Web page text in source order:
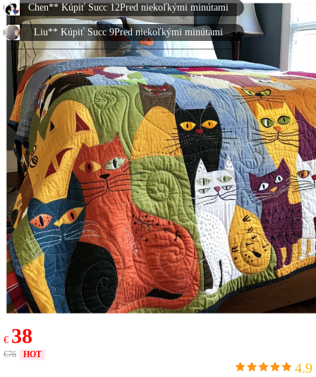
Liu** Kúpiť Succ 9Pred niekoľkými minútami
Vysoká** Kúpiť Succ 6Pred niekoľkými minútami
Polievka** Kúpiť Succ 12Pred niekoľkými minútami
张** Kúpiť Succ 24Pred niekoľkými minútami
张** Kúpiť Succ 20Pred niekoľkými minútami
Chen** Kúpiť Succ 6Pred niekoľkými minútami
Xiao** Kúpiť Succ 15Pred niekoľkými minútami
Chen** Kúpiť Succ 3Pred niekoľkými minútami
Polievka** Kúpiť Succ 9Pred niekoľkými minútami
Xiao** Kúpiť Succ 24Pred niekoľkými minútami
李** Kúpiť Succ 1Pred niekoľkými minútami
les** Kúpiť Succ 3Pred niekoľkými minútami
€ 38
€76 HOT
4.9